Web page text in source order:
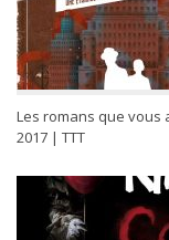
Les romans que vous
2017 | TTT